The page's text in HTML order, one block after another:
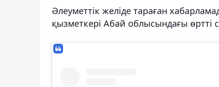
Әлеуметтік желіде тараған
қызметкері Абай облысындағы өртті